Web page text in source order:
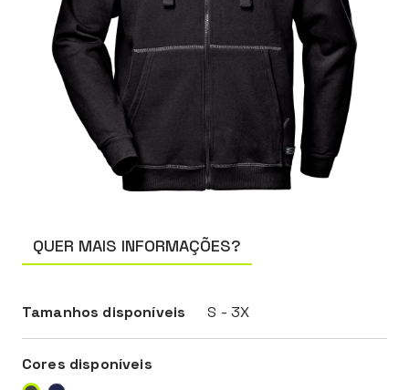
QUER MAIS INFORMAÇÕES?
Tamanhos disponíveis S - 3X
Cores disponíveis